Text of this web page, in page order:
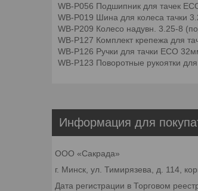
WB-P056 Подшипник для тачек
WB-P019 Шина для колеса тачки
WB-P209 Колесо надувн. 3.25-8
WB-P127 Комплект крепежа для
WB-P126 Ручки для тачки ECO
WB-P123 Поворотные рукоятки для
Информация для
ООО «Сакрада»
г. Минск, ул. Тимирязева, д. 114,
Дата регистрации в Торговом